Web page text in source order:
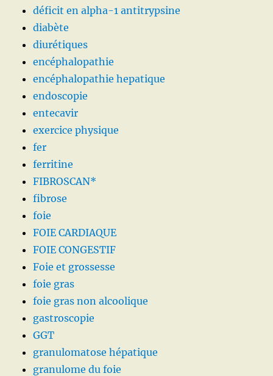
déficit en alpha-1 antitrypsine
diabète
diurétiques
encéphalopathie
encéphalopathie hepatique
endoscopie
entecavir
exercice physique
fer
ferritine
FIBROSCAN*
fibrose
foie
FOIE CARDIAQUE
FOIE CONGESTIF
Foie et grossesse
foie gras
foie gras non alcoolique
gastroscopie
GGT
granulomatose hépatique
granulome du foie